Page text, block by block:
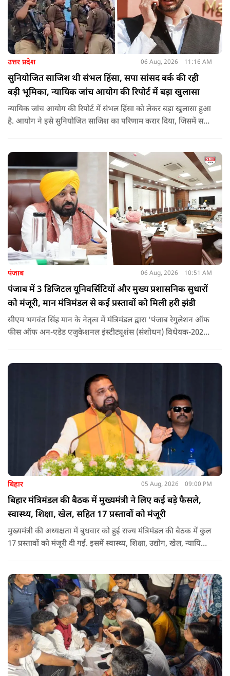
उत्तर प्रदेश 06 Aug, 2026 11:16 AM
सुनियोजित साजिश थी संभल हिंसा, सपा सांसद बर्क की रही
बड़ी भूमिका, न्यायिक जांच आयोग की रिपोर्ट में बड़ा खुलासा
न्यायिक जांच आयोग की रिपोर्ट में संभल हिंसा को लेकर बड़ा खुलासा हुआ
है. आयोग ने इसे सुनियोजित साजिश का परिणाम करार दिया, जिसमें सपा
पंजाब 06 Aug, 2026 10:51 AM
पंजाब में 3 डिजिटल यूनिवर्सिटियों और मुख्य प्रशासनिक सुधारों
को मंजूरी, मान मंत्रिमंडल से कई प्रस्तावों को मिली हरी झंडी
सीएम भगवंत सिंह मान के नेतृत्व में मंत्रिमंडल द्वारा 'पंजाब रेगुलेशन ऑफ
फीस ऑफ अन-एडेड एजुकेशनल इंस्टीट्यूशंस (संशोधन) विधेयक-2026'
अन्य प्रस्तावों को भी मंजूरी दी गई है.
बिहार 05 Aug, 2026 09:00 PM
बिहार मंत्रिमंडल की बैठक में मुख्यमंत्री ने लिए कई बड़े फैसले,
स्वास्थ्य, शिक्षा, खेल, सहित 17 प्रस्तावों को मंजूरी
मुख्यमंत्री की अध्यक्षता में बुधवार को हुई राज्य मंत्रिमंडल की बैठक में कुल
17 प्रस्तावों को मंजूरी दी गई. इसमें स्वास्थ्य, शिक्षा, उद्योग, खेल, न्यायिक